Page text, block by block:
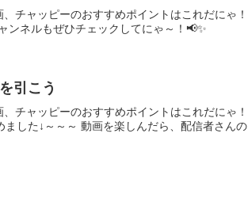
チャッピーのおすすめポイントはこれだにゃ！
ンネルもぜひチェックしてにゃ～！📢✨
引こう
チャッピーのおすすめポイントはこれだにゃ！
した↓～～～ 動画を楽しんだら、配信者さんの